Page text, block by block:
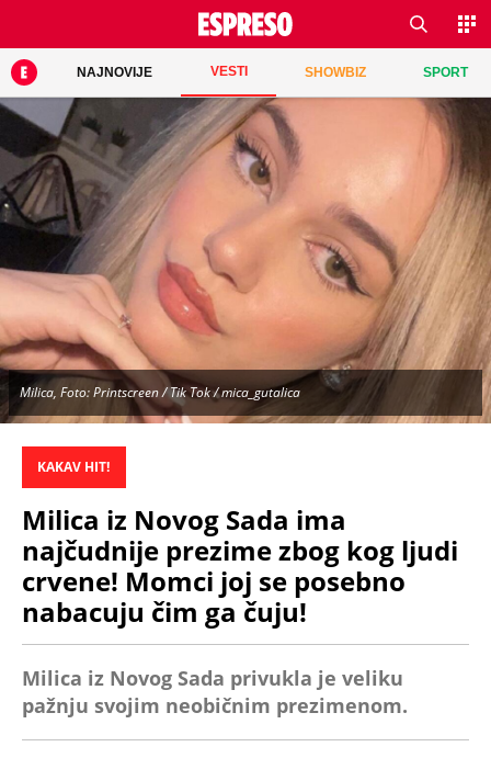
NAJNOVIJE VESTI SHOWBIZ SPORT
Milica, Foto: Printscreen / Tik Tok / mica_gutalica
KAKAV HIT!
Milica iz Novog Sada ima
najčudnije prezime zbog kog ljudi
crvene! Momci joj se posebno
nabacuju čim ga čuju!
Milica iz Novog Sada privukla je veliku
pažnju svojim neobičnim prezimenom.